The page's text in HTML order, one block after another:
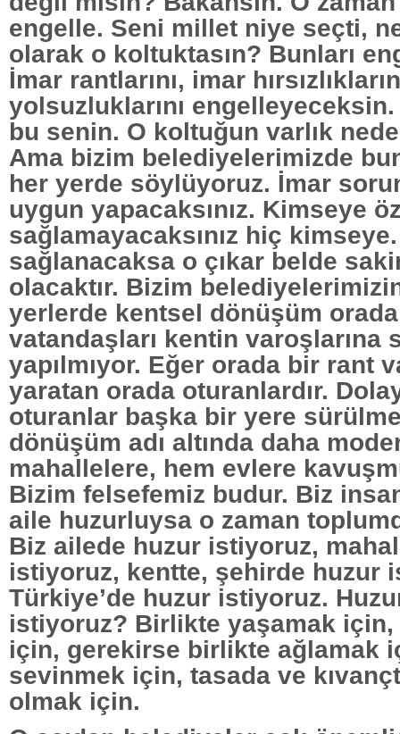
engelle. Seni millet niye seçti,
olarak o koltuktasın? Bunları
İmar rantlarını, imar
yolsuzluklarını
bu senin. O koltuğun varlık
Ama bizim belediyelerimizde
her yerde söylüyoruz. İmar
uygun yapacaksınız. Kimseye
sağlamayacaksınız hiç
sağlanacaksa o çıkar belde
olacaktır. Bizim
yerlerde kentsel dönüşüm
vatandaşları kentin varoşlarına
yapılmıyor. Eğer orada bir rant
yaratan orada oturanlardır.
oturanlar başka bir yere
dönüşüm adı altında daha
mahallelere, hem evlere
Bizim felsefemiz budur. Biz
aile huzurluysa o zaman
Biz ailede huzur istiyoruz,
istiyoruz, kentte, şehirde huzur
Türkiye’de huzur istiyoruz.
istiyoruz? Birlikte yaşamak
için, gerekirse birlikte ağlamak
sevinmek için, tasada ve
olmak için.